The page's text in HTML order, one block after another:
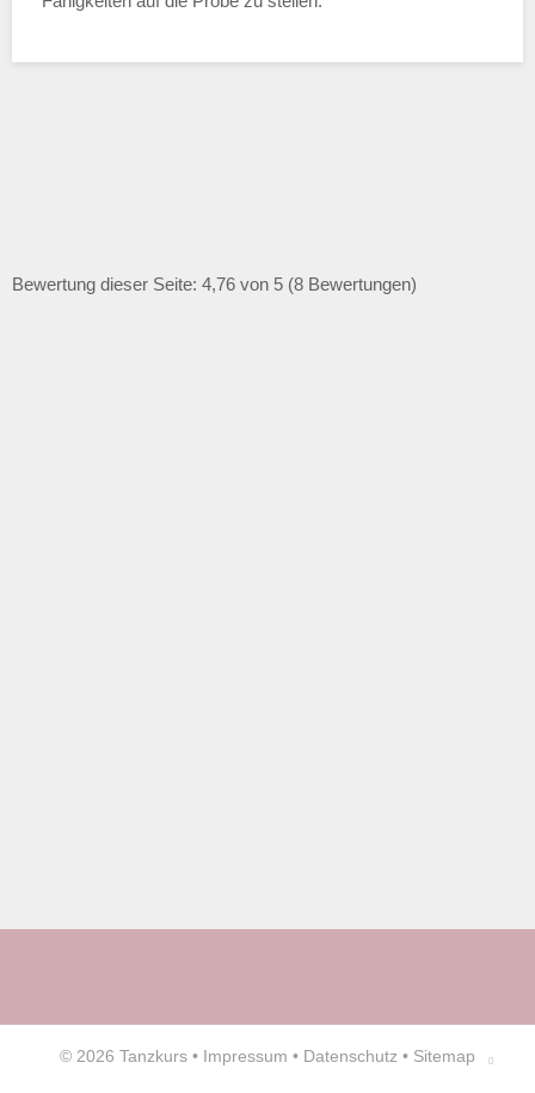
Bewertung dieser Seite: 4,76 von 5 (8 Bewertungen)
© 2026 Tanzkurs • Impressum • Datenschutz • Sitemap